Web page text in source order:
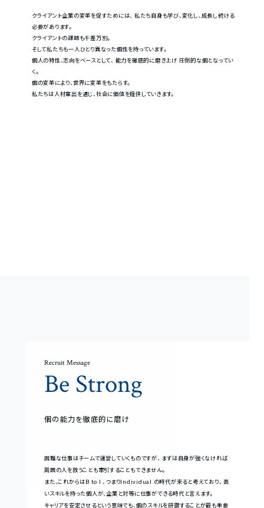
クライアント企業の変革を促すためには、 私たち自身も学び、変化し、成長し続ける
必要があります。
クライアントの課題も千差万別。
そして私たちも一人ひとり異なった個性を持っています。
個人の特性、志向をベースとして、 能力を徹底的に磨き上げ 圧倒的な個となってい
く。
個の変革により、世界に変革をもたらす。
私たちは人材輩出を通じ、社会に価値を提供していきます。
Recruit Message
Be Strong
個の能力を徹底的に磨け
困難な仕事はチームで運営していくものですが、 まずは自身が強くなければ
周囲の人を救うことも牽引することもできません。
また、これからはB to I 、つまりIndividual の時代が来ると考えており、 高
いスキルを持った個人が、企業と対等に仕事ができる時代と言えます。
キャリアを安定させるという意味でも、個のスキルを研鑽することが最も重要